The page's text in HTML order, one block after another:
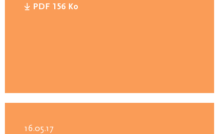
PDF 156 Ko
16.05.17